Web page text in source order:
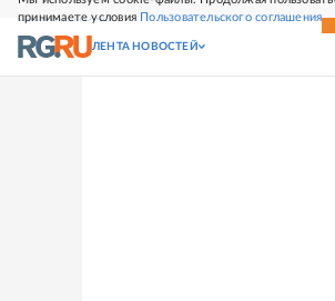
принимаете условия Пользовательского соглашения
СВЕЖИЙ НОМЕР
ЛЕНТА НОВОСТЕЙ